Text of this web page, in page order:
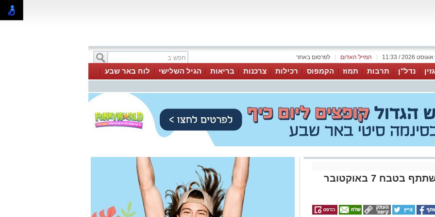
לפרסום באתר המייל האדום
נדל"ן תרבות תמוז הקמפוס רכילות צרכנות בריאות הגיל השלישי
לוח באר שבע
צה"ל חיסל מפקד נוחבה שהשתתף בטבח 7 באוקטובר